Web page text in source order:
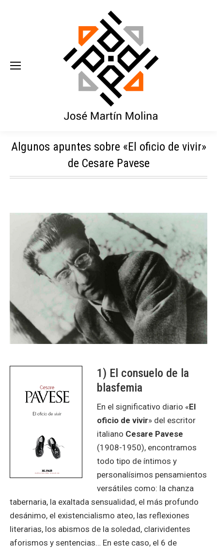
Algunos apuntes sobre «El oficio de vivir»
de Cesare Pavese
1) El consuelo de la
blasfemia
En el significativo diario «El
oficio de vivir» del escritor
italiano Cesare Pavese
(1908-1950), encontramos
todo tipo de íntimos y
personalísimos pensamientos
versátiles como: la chanza
tabernaria, la exaltada sensualidad, el más profundo
desánimo, el existencialismo ateo, las reflexiones
literarias, los abismos de la soledad, clarividentes
aforismos y sentencias… En este caso, el 6 de